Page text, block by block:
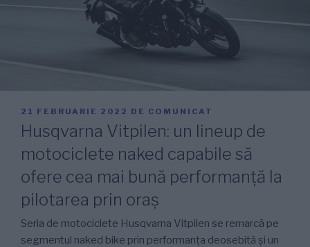
PUBLICAT
PE
21 FEBRUARIE 2022 DE COMUNICAT
Husqvarna Vitpilen: un lineup de
motociclete naked capabile să
ofere cea mai bună performanță la
pilotarea prin oraș
Seria de motociclete Husqvarna Vitpilen se remarcă pe
segmentul naked bike prin performanța deosebită și un